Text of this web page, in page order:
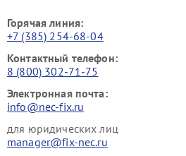
Горячая линия:
+7 (385) 254-68-04
Контактный телефон:
8 (800) 302-71-75
Электронная почта:
info@nec-fix.ru
для юридических лиц
manager@fix-nec.ru